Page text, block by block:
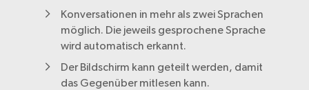
Konversationen in mehr als zwei Sprachen
möglich. Die jeweils gesprochene Sprache
wird automatisch erkannt.
Der Bildschirm kann geteilt werden, damit
das Gegenüber mitlesen kann.